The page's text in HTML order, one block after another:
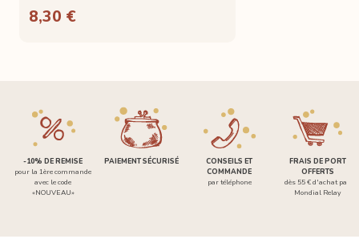
8,30 €
-10% DE REMISE
pour la 1ère commande
avec le code
«NOUVEAU»
PAIEMENT SÉCURISÉ
CONSEILS ET
COMMANDE
par téléphone
FRAIS DE PORT
OFFERTS
dès 55 € d'achat par
Mondial Relay